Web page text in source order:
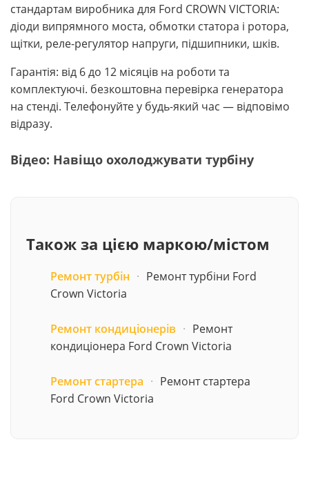
стандартам виробника для Ford CROWN VICTORIA:
діоди випрямного моста, обмотки статора і ротора,
щітки, реле-регулятор напруги, підшипники, шків.
Гарантія: від 6 до 12 місяців на роботи та
комплектуючі. безкоштовна перевірка генератора
на стенді. Телефонуйте у будь-який час — відповімо
відразу.
Відео: Навіщо охолоджувати турбіну
Також за цією маркою/містом
Ремонт турбін · Ремонт турбіни Ford
Crown Victoria
Ремонт кондиціонерів · Ремонт
кондиціонера Ford Crown Victoria
Ремонт стартера · Ремонт стартера
Ford Crown Victoria